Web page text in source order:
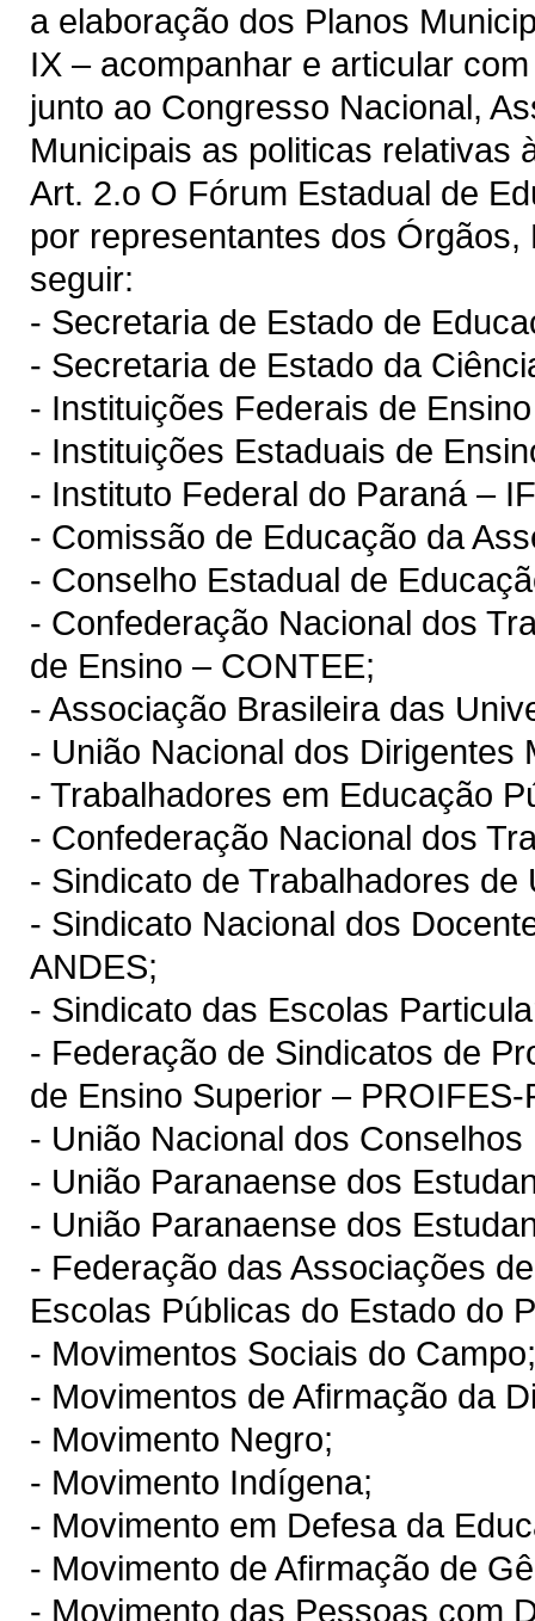
a elaboração dos Planos
IX – acompanhar e articular
junto ao Congresso Nacional,
Municipais as politicas relativas
Art. 2.o O Fórum Estadual de
por representantes dos
seguir:
- Secretaria de Estado de
- Secretaria de Estado da
- Instituições Federais de
- Instituições Estaduais de
- Instituto Federal do Paraná –
- Comissão de Educação da
- Conselho Estadual de
- Confederação Nacional dos
de Ensino – CONTEE;
- Associação Brasileira das
- União Nacional dos Dirigentes
- Trabalhadores em Educação
- Confederação Nacional dos
- Sindicato de Trabalhadores
- Sindicato Nacional dos
ANDES;
- Sindicato das Escolas
- Federação de Sindicatos de
de Ensino Superior –
- União Nacional dos
- União Paranaense dos
- União Paranaense dos
- Federação das Associações
Escolas Públicas do Estado do
- Movimentos Sociais do Campo;
- Movimentos de Afirmação da
- Movimento Negro;
- Movimento Indígena;
- Movimento em Defesa da
- Movimento de Afirmação de
- Movimento das Pessoas com